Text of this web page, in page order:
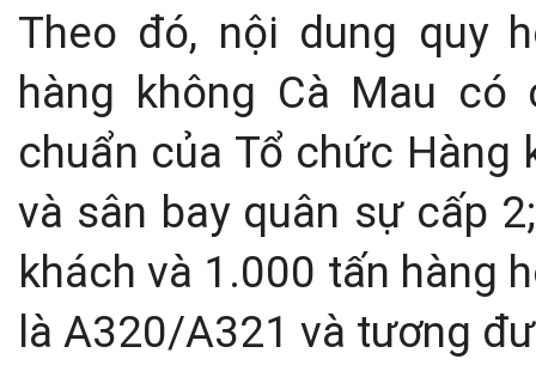
Theo đó, nội dung quy
hàng không Cà Mau
chuẩn của Tổ chức Hàng
và sân bay quân sự cấp
khách và 1.000 tấn hàng
là A320/A321 và tương